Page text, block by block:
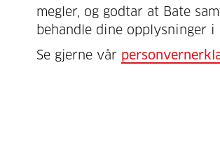
megler, og godtar at Bate
behandle dine opplysninger i
Se gjerne vår